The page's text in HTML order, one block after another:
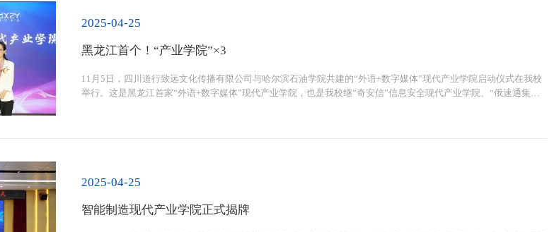
2025-04-25
黑龙江首个！“产业学院”×3
11月5日，四川道行致远文化传播有限公司与哈尔滨石油学院共建的“外语+数字媒体”现代产业学院启动仪式在我校
举行。这是黑龙江首家“外语+数字媒体”现代产业学院，也是我校继“奇安信”信息安全现代产业学院、“俄速通集
2025-04-25
智能制造现代产业学院正式揭牌